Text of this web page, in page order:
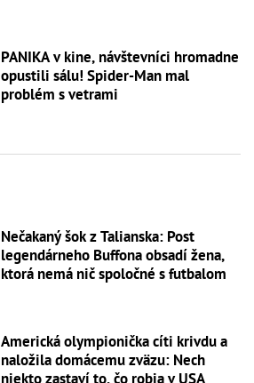
PANIKA v kine, návštevníci hromadne
opustili sálu! Spider-Man mal
problém s vetrami
Nečakaný šok z Talianska: Post
legendárneho Buffona obsadí žena,
ktorá nemá nič spoločné s futbalom
Americká olympionička cíti krivdu a
naložila domácemu zväzu: Nech
niekto zastaví to, čo robia v USA